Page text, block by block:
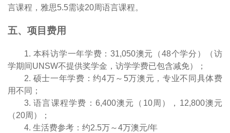
言课程，雅思5.5需读20周语言课程。
五、项目费用
1. 本科访学一年学费：31,050澳元（48个学分）（访
学期间UNSW不提供奖学金，访学学费已包含减免）；
2. 硕士一年学费：约4万～ 5万澳元，专业不同具体费
用不同；
3.语言课程学费： 6,400澳元（ 10周）， 12,800澳元
（20周）；
4. 生活费参考：约2.5万～4万澳元/年